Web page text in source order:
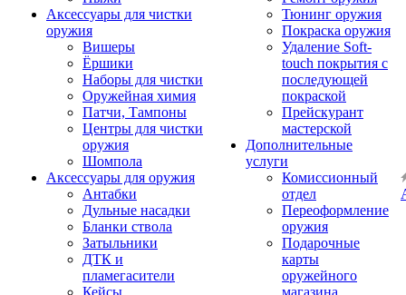
Аксессуары для чистки
оружия
Вишеры
Ёршики
Наборы для чистки
Оружейная химия
Патчи, Тампоны
Центры для чистки
оружия
Шомпола
Аксессуары для оружия
Антабки
Дульные насадки
Бланки ствола
Затыльники
ДТК и
пламегасители
Кейсы
Тюнинг оружия
Покраска оружия
Удаление Soft-
touch покрытия с
последующей
покраской
Прейскурант
мастерской
Дополнительные
услуги
Комиссионный
отдел
Переоформление
оружия
Подарочные
карты
оружейного
магазина